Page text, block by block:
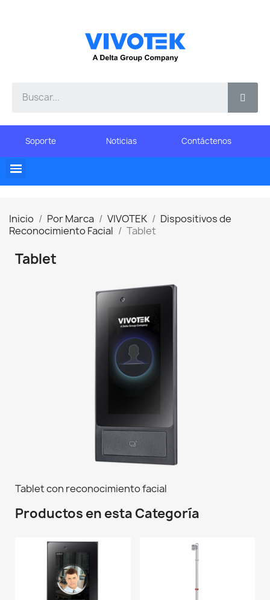
Soporte Noticias Contáctenos
Inicio Por Marca VIVOTEK
Dispositivos de
Reconocimiento Facial
Tablet
Tablet
Tablet con reconocimiento facial
Productos en esta Categoría